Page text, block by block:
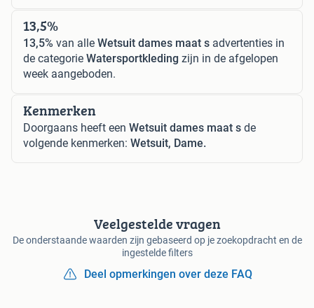
13,5%
13,5% van alle Wetsuit dames maat s advertenties in
de categorie Watersportkleding zijn in de afgelopen
week aangeboden.
Kenmerken
Doorgaans heeft een Wetsuit dames maat s de
volgende kenmerken: Wetsuit, Dame.
Veelgestelde vragen
De onderstaande waarden zijn gebaseerd op je zoekopdracht en de
ingestelde filters
Deel opmerkingen over deze FAQ